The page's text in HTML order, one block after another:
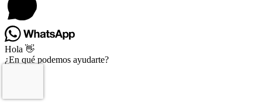
Hola 👋
¿En qué podemos ayudarte?